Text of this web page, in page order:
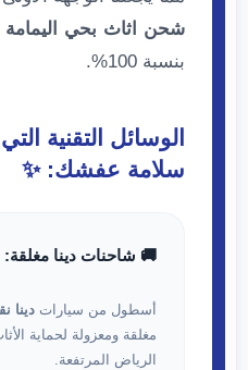
شحن اثاث بحي اليمامة
بنسبة 100%.
الوسائل التقنية
سلامة عفشك: ✨
🚚 شاحنات دينا مغلقة:
أسطول من سيارات دينا
مغلقة ومعزولة لحماية
الرياض المرتفعة.